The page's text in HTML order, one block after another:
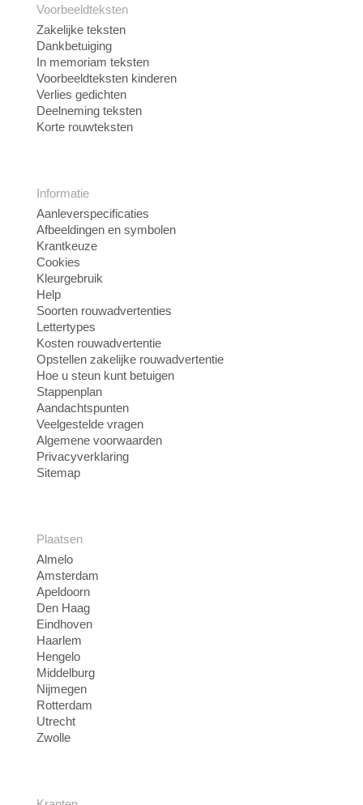
Voorbeeldteksten
Zakelijke teksten
Dankbetuiging
In memoriam teksten
Voorbeeldteksten kinderen
Verlies gedichten
Deelneming teksten
Korte rouwteksten
Informatie
Aanleverspecificaties
Afbeeldingen en symbolen
Krantkeuze
Cookies
Kleurgebruik
Help
Soorten rouwadvertenties
Lettertypes
Kosten rouwadvertentie
Opstellen zakelijke rouwadvertentie
Hoe u steun kunt betuigen
Stappenplan
Aandachtspunten
Veelgestelde vragen
Algemene voorwaarden
Privacyverklaring
Sitemap
Plaatsen
Almelo
Amsterdam
Apeldoorn
Den Haag
Eindhoven
Haarlem
Hengelo
Middelburg
Nijmegen
Rotterdam
Utrecht
Zwolle